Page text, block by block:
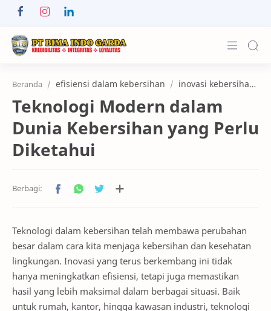
About Us
Services
Customers
Karier
Contact
Beranda efisiensi dalam kebersihan inovasi kebersihan kerja
Teknologi Modern dalam
Dunia Kebersihan yang Perlu
Diketahui
Teknologi dalam kebersihan telah membawa perubahan
besar dalam cara kita menjaga kebersihan dan kesehatan
lingkungan. Inovasi yang terus berkembang ini tidak
hanya meningkatkan efisiensi, tetapi juga memastikan
hasil yang lebih maksimal dalam berbagai situasi. Baik
untuk rumah, kantor, hingga kawasan industri, teknologi